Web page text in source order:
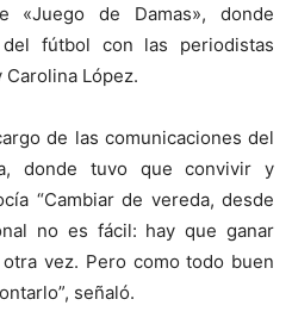
«Juego de Damas», donde
fútbol con las periodistas
Carolina López.
de las comunicaciones del
donde tuvo que convivir y
“Cambiar de vereda, desde
no es fácil: hay que ganar
vez. Pero como todo buen
señaló.